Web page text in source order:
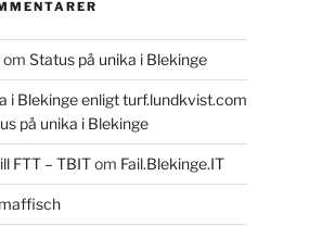
om Status på unika i Blekinge
i Blekinge enligt turf.lundkvist.com
på unika i Blekinge
FTT – TBITom Fail.Blekinge.IT